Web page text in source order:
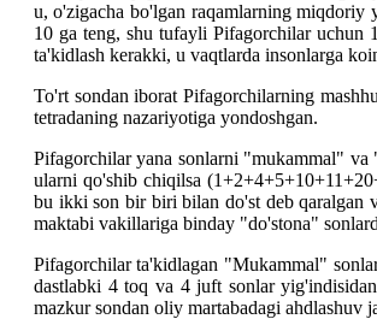
u, o'zigacha bo'lgan raqamlarning miqdoriy
10 ga teng, shu tufayli Pifagorchilar
ta'kidlash kerakki, u vaqtlarda insonlarga
To'rt sondan iborat Pifagorchilarning
tetradaning nazariyotiga yondoshgan.
Pifagorchilar yana sonlarni "mukammal" va
ularni qo'shib chiqilsa
bu ikki son bir biri bilan do'st deb qaralgan
maktabi vakillariga binday "do'stona"
Pifagorchilar ta'kidlagan "Mukammal"
dastlabki 4 toq va 4 juft sonlar
mazkur sondan oliy martabadagi ahdlashuv